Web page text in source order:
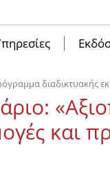
διαδικτυακής
και